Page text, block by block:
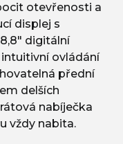
otevřenosti a
displej s
digitální
ovládání
přední
delších
nabíječka
vždy nabita.